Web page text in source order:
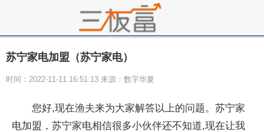
苏宁家电加盟（苏宁家电）
时间：2022-11-11 16:51:13 来源：数字华夏
您好,现在渔夫来为大家解答以上的问题。苏宁家
电加盟，苏宁家电相信很多小伙伴还不知道,现在让我